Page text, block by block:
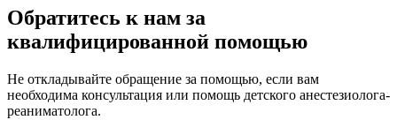
Обратитесь к нам за
квалифицированной помощью
Не откладывайте обращение за помощью, если вам
необходима консультация или помощь детского анестезиолога-
реаниматолога.